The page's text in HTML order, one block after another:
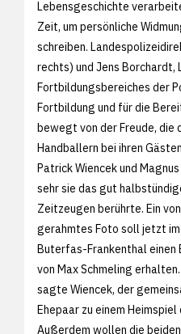
Lebensgeschichte
Zeit, um persönliche
schreiben.
rechts) und Jens Borchardt,
Fortbildungsbereiches der
Fortbildung und für die
bewegt von der Freude, die
Handballern bei ihren
Patrick Wiencek und
sehr sie das gut
Zeitzeugen berührte. Ein
gerahmtes Foto soll jetzt im
Buterfas-Frankenthal einen
von Max Schmeling
sagte Wiencek, der
Ehepaar zu einem Heimspiel
Außerdem wollen die